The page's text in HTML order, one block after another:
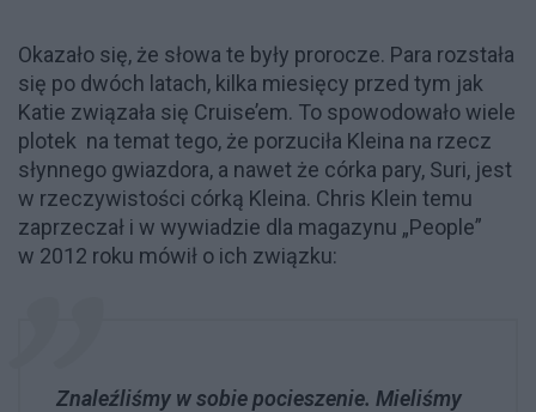
Okazało się, że słowa te były prorocze. Para rozstała
się po dwóch latach, kilka miesięcy przed tym jak
Katie związała się Cruise’em. To spowodowało wiele
plotek na temat tego, że porzuciła Kleina na rzecz
słynnego gwiazdora, a nawet że córka pary, Suri, jest
w rzeczywistości córką Kleina. Chris Klein temu
zaprzeczał i w wywiadzie dla magazynu „People”
w 2012 roku mówił o ich związku:
Znaleźliśmy w sobie pocieszenie. Mieliśmy